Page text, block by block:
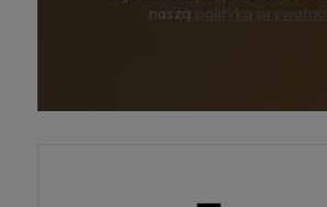
naszą polityką